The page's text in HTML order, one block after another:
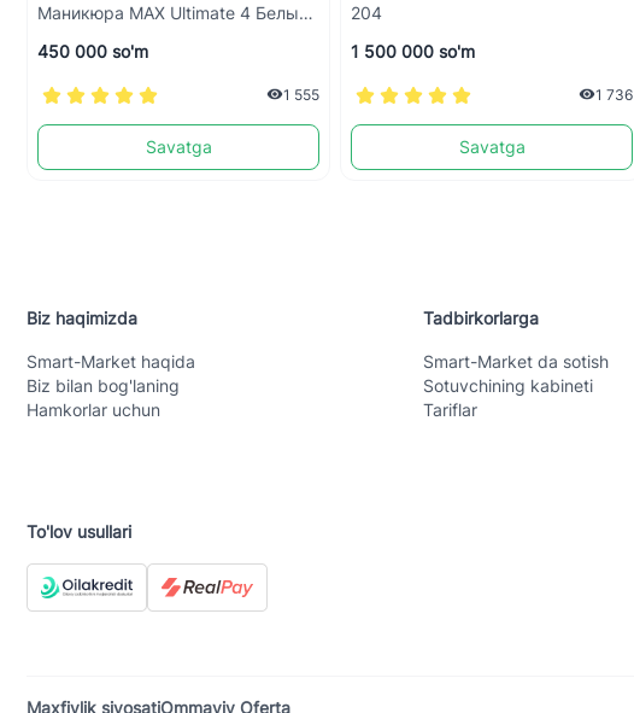
Маникюра MAX Ultimate 4 Белый
450 000 so'm
1 555
Savatga
204
1 500 000 so'm
1 736
Savatga
Biz haqimizda
Smart-Mаrket haqida
Biz bilan bog'laning
Hamkorlar uchun
Tadbirkorlarga
Smart-Mаrket da sotish
Sotuvchining kabineti
Tariflar
To'lov usullari
Maxfiylik siyosatiOmmaviy Oferta